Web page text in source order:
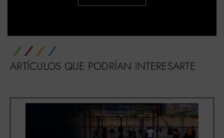
ARTÍCULOS QUE PODRÍAN INTERESARTE